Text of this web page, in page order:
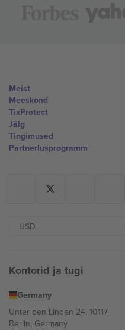
Meist
Meeskond
TixProtect
Jälg
Tingimused
Partnerlusprogramm
Kontorid ja tugi
Germany
Unter den Linden 24, 10117
Berlin, Germany